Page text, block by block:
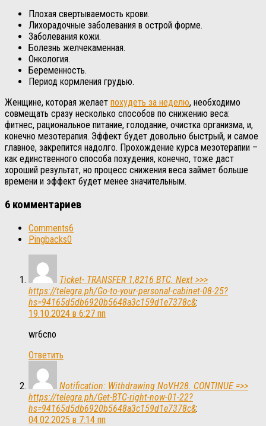
Плохая свертываемость крови.
Лихорадочные заболевания в острой форме.
Заболевания кожи.
Болезнь желчекаменная.
Онкология.
Беременность.
Период кормления грудью.
Женщине, которая желает похудеть за неделю, необходимо
совмещать сразу несколько способов по снижению веса:
фитнес, рациональное питание, голодание, очистка организма, и,
конечно мезотерапия. Эффект будет довольно быстрый, и самое
главное, закрепится надолго. Прохождение курса мезотерапии –
как единственного способа похудения, конечно, тоже даст
хороший результат, но процесс снижения веса займет больше
времени и эффект будет менее значительным.
6 комментариев
Comments6
Pingbacks0
Ticket- TRANSFER 1,8216 BTC. Next >>>
https://telegra.ph/Go-to-your-personal-cabinet-08-25?
hs=94165d5db6920b5648a3c159d1e7378c&:
19.10.2024 в 6:27 пп
wr6cno
Ответить
Notification: Withdrawing NoVH28. CONTINUE =>>
https://telegra.ph/Get-BTC-right-now-01-22?
hs=94165d5db6920b5648a3c159d1e7378c&:
04.02.2025 в 7:14 пп